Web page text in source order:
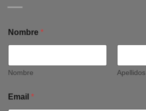
Nombre *
Nombre Apellidos
Email *